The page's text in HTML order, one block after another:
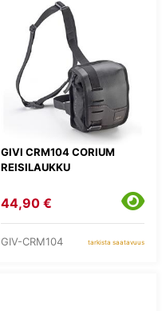
GIVI CRM104 CORIUM
REISILAUKKU
44,90 €
GIV-CRM104 tarkista saatavuus